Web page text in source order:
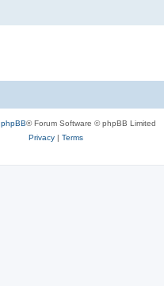
phpBB® Forum Software © phpBB Limited
Privacy| Terms